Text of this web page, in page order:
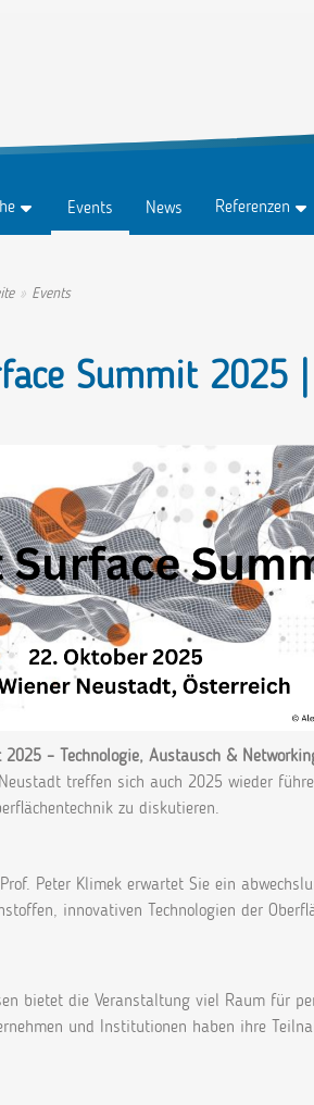
Events News Referenzen
Events
Summit 2025
– Technologie, Austausch &
treffen sich auch 2025 wieder
zu diskutieren.
Peter Klimek erwartet Sie ein
innovativen Technologien der
bietet die Veranstaltung viel Raum für
und Institutionen haben ihre